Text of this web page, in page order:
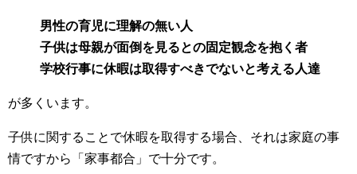
男性の育児に理解の無い人
子供は母親が面倒を見るとの固定観念を抱く者
学校行事に休暇は取得すべきでないと考える人達
が多くいます。
子供に関することで休暇を取得する場合、それは家庭の事
情ですから「家事都合」で十分です。